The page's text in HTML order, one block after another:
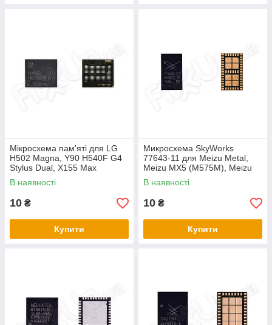
Мікросхема пам'яті для LG
H502 Magna, Y90 H540F G4
Stylus Dual, X155 Max
(KMQ72000SM-B316)
В наявності
10 ₴
Купити
Микросхема SkyWorks
77643-11 для Meizu Metal,
Meizu MX5 (M575M), Meizu
M3 note
В наявності
10 ₴
Купити